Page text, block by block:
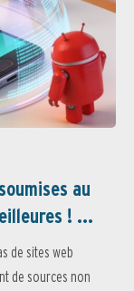
au
! ...
de sites web
de sources non